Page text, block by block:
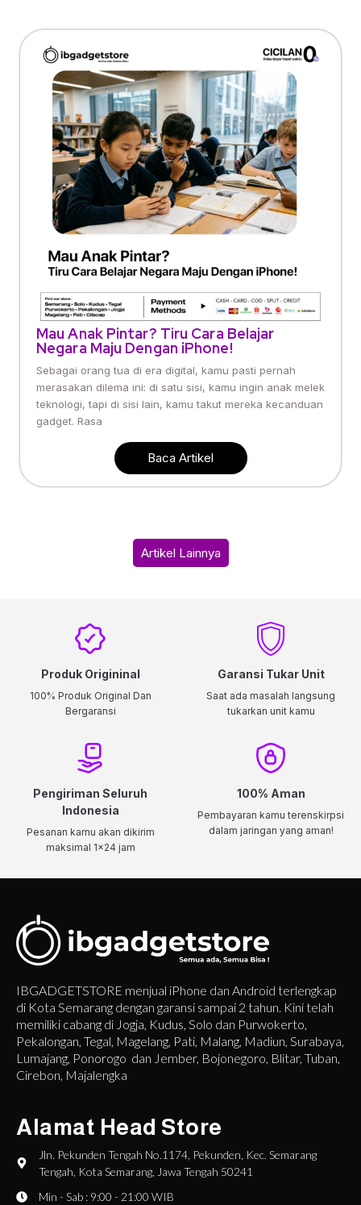
Mau Anak Pintar? Tiru Cara Belajar
Negara Maju Dengan iPhone!
Sebagai orang tua di era digital, kamu pasti pernah
merasakan dilema ini: di satu sisi, kamu ingin anak melek
teknologi, tapi di sisi lain, kamu takut mereka kecanduan
gadget. Rasa
Baca Artikel
Artikel Lainnya
Produk Origininal
100% Produk Original Dan
Bergaransi
Garansi Tukar Unit
Saat ada masalah langsung
tukarkan unit kamu
Pengiriman Seluruh
Indonesia
Pesanan kamu akan dikirim
maksimal 1x24 jam
100% Aman
Pembayaran kamu terenskirpsi
dalam jaringan yang aman!
IBGADGETSTORE menjual iPhone dan Android terlengkap
di Kota Semarang dengan garansi sampai 2 tahun. Kini telah
memiliki cabang di Jogja, Kudus, Solo dan Purwokerto,
Pekalongan, Tegal, Magelang, Pati, Malang, Madiun, Surabaya,
Lumajang, Ponorogo dan Jember, Bojonegoro, Blitar, Tuban,
Cirebon, Majalengka
Alamat Head Store
Jln. Pekunden Tengah No.1174, Pekunden, Kec. Semarang
Tengah, Kota Semarang, Jawa Tengah 50241
Min - Sab : 9:00 - 21:00 WIB